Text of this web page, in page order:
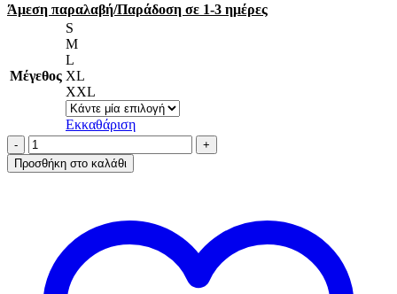
Άμεση παραλαβή/Παράδοση σε 1-3 ημέρες
Μέγεθος
S
M
L
XL
XXL
Εκκαθάριση
AA
UNDERWEAR
Κιλοτάκι
Cotton
Μαύρο
ποσότητα
Προσθήκη στο καλάθι